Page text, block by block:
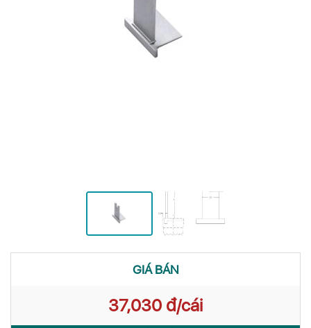
GIÁ BÁN
37,030 đ/cái